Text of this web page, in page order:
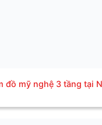
đồ mỹ nghệ 3 tầng tại